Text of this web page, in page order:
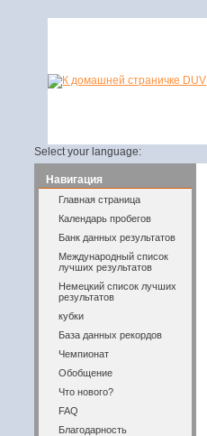
Select your language:
Навигация
Главная страница
Календарь пробегов
Банк данных результатов
Международный список
лучших результатов
Немецкий список лучших
результатов
кубки
База данных рекордов
Чемпионат
Обобщение
Что нового?
FAQ
Благодарность